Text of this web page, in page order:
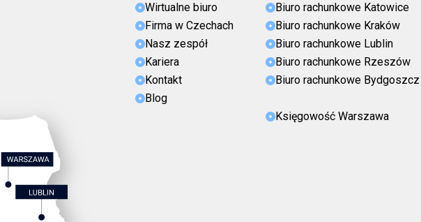
Wirtualne biuro
Firma w Czechach
Nasz zespół
Kariera
Kontakt
Blog
Biuro rachunkowe Katowice
Biuro rachunkowe Kraków
Biuro rachunkowe Lublin
Biuro rachunkowe Rzeszów
Biuro rachunkowe Bydgoszcz
Księgowość Warszawa